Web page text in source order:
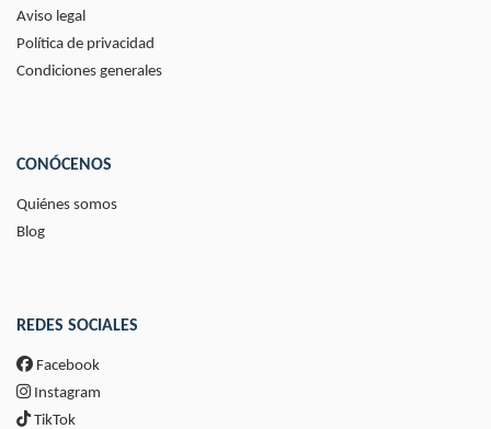
Aviso legal
Política de privacidad
Condiciones generales
CONÓCENOS
Quiénes somos
Blog
REDES SOCIALES
Facebook
Instagram
TikTok